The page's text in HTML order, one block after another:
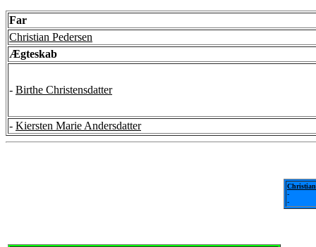
Far
Christian Pedersen
Ægteskab
- Birthe Christensdatter
- Kiersten Marie Andersdatter
Christian
-
-